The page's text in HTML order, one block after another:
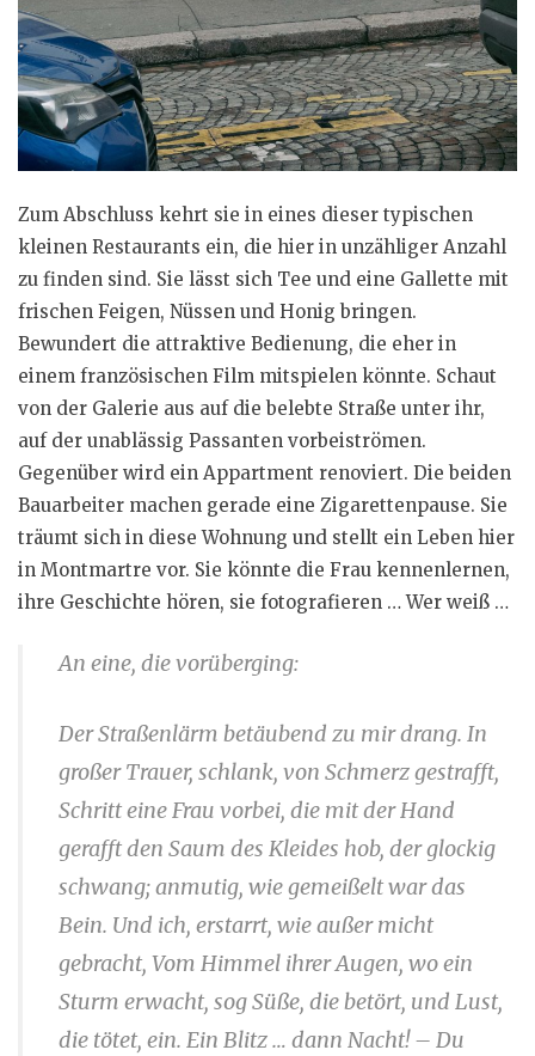
Zum Abschluss kehrt sie in eines dieser typischen
kleinen Restaurants ein, die hier in unzähliger Anzahl
zu finden sind. Sie lässt sich Tee und eine Gallette mit
frischen Feigen, Nüssen und Honig bringen.
Bewundert die attraktive Bedienung, die eher in
einem französischen Film mitspielen könnte. Schaut
von der Galerie aus auf die belebte Straße unter ihr,
auf der unablässig Passanten vorbeiströmen.
Gegenüber wird ein Appartment renoviert. Die beiden
Bauarbeiter machen gerade eine Zigarettenpause. Sie
träumt sich in diese Wohnung und stellt ein Leben hier
in Montmartre vor. Sie könnte die Frau kennenlernen,
ihre Geschichte hören, sie fotografieren … Wer weiß …
An eine, die vorüberging:
Der Straßenlärm betäubend zu mir drang. In
großer Trauer, schlank, von Schmerz gestrafft,
Schritt eine Frau vorbei, die mit der Hand
gerafft den Saum des Kleides hob, der glockig
schwang; anmutig, wie gemeißelt war das
Bein. Und ich, erstarrt, wie außer micht
gebracht, Vom Himmel ihrer Augen, wo ein
Sturm erwacht, sog Süße, die betört, und Lust,
die tötet, ein. Ein Blitz … dann Nacht! – Du